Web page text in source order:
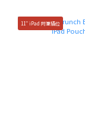
11'' iPad 附筆插位